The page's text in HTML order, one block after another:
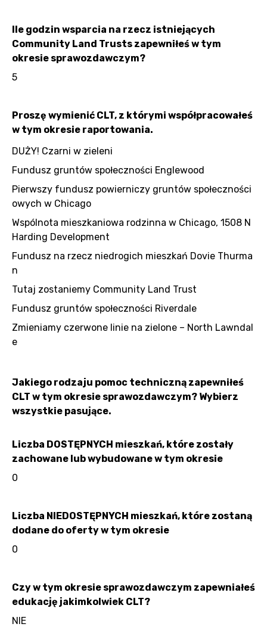
Ile godzin wsparcia na rzecz istniejących
Community Land Trusts zapewniłeś w tym
okresie sprawozdawczym?
5
Proszę wymienić CLT, z którymi współpracowałeś
w tym okresie raportowania.
DUŻY! Czarni w zieleni
Fundusz gruntów społeczności Englewood
Pierwszy fundusz powierniczy gruntów społeczności
owych w Chicago
Wspólnota mieszkaniowa rodzinna w Chicago, 1508 N
Harding Development
Fundusz na rzecz niedrogich mieszkań Dovie Thurma
n
Tutaj zostaniemy Community Land Trust
Fundusz gruntów społeczności Riverdale
Zmieniamy czerwone linie na zielone – North Lawndal
e
Jakiego rodzaju pomoc techniczną zapewniłeś
CLT w tym okresie sprawozdawczym? Wybierz
wszystkie pasujące.
Liczba DOSTĘPNYCH mieszkań, które zostały
zachowane lub wybudowane w tym okresie
0
Liczba NIEDOSTĘPNYCH mieszkań, które zostaną
dodane do oferty w tym okresie
0
Czy w tym okresie sprawozdawczym zapewniałeś
edukację jakimkolwiek CLT?
NIE